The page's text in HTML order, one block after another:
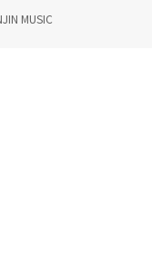
MUSIC